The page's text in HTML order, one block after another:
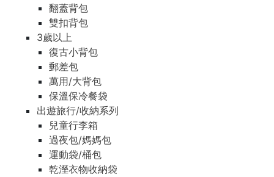
翻蓋背包
雙扣背包
3歲以上
復古小背包
郵差包
萬用/大背包
保溫保冷餐袋
出遊旅行/收納系列
兒童行李箱
過夜包/媽媽包
運動袋/桶包
乾溼衣物收納袋